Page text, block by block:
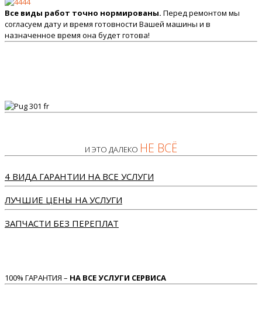
Все виды работ точно нормированы. Перед ремонтом мы
согласуем дату и время готовности Вашей машины и в
назначенное время она будет готова!
И ЭТО ДАЛЕКО НЕ ВСЁ
4 ВИДА ГАРАНТИИ НА ВСЕ УСЛУГИ
ЛУЧШИЕ ЦЕНЫ НА УСЛУГИ
ЗАПЧАСТИ БЕЗ ПЕРЕПЛАТ
100% ГАРАНТИЯ – НА ВСЕ УСЛУГИ СЕРВИСА